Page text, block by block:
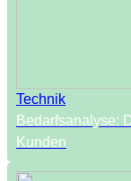
Technik
Bedarfsanalyse:
Kunden